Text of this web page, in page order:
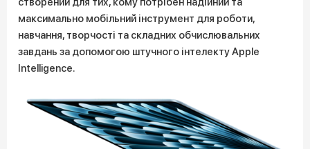
максимально мобільний інструмент для роботи,
навчання, творчості та складних обчислювальних
завдань за допомогою штучного інтелекту Apple
Intelligence.